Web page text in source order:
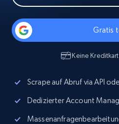
Gratis
Keine
Scrape auf Abruf via API
Dedizierter Account